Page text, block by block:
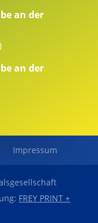
an der
an der
Impressum
FREY PRINT +